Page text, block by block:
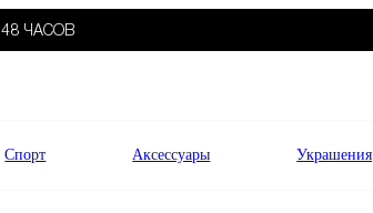
48 ЧАСОВ
Спорт Аксессуары Украшения